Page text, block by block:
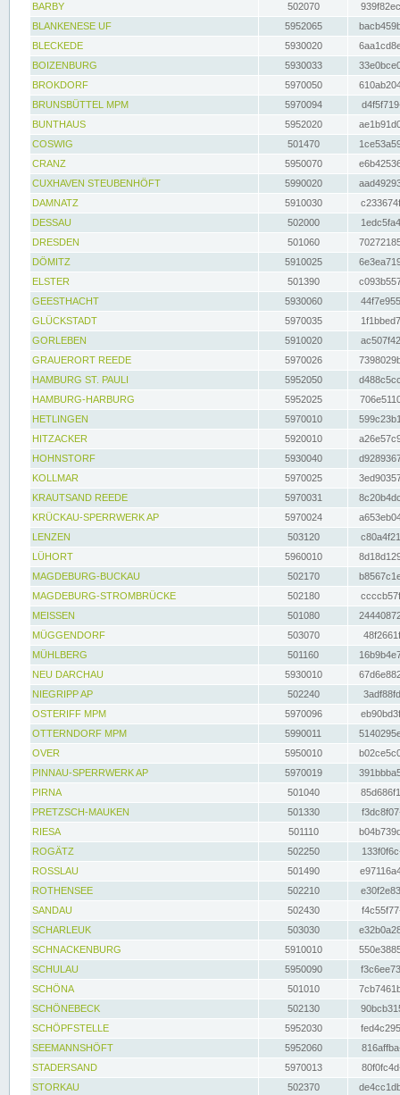
BARBY
502070
BLANKENESE UF
5952065
BLECKEDE
5930020
BOIZENBURG
5930033
BROKDORF
5970050
BRUNSBÜTTEL MPM
5970094
BUNTHAUS
5952020
COSWIG
501470
CRANZ
5950070
CUXHAVEN STEUBENHÖFT
5990020
DAMNATZ
5910030
DESSAU
502000
DRESDEN
501060
DÖMITZ
5910025
ELSTER
501390
GEESTHACHT
5930060
GLÜCKSTADT
5970035
GORLEBEN
5910020
GRAUERORT REEDE
5970026
HAMBURG ST. PAULI
5952050
HAMBURG-HARBURG
5952025
HETLINGEN
5970010
HITZACKER
5920010
HOHNSTORF
5930040
KOLLMAR
5970025
KRAUTSAND REEDE
5970031
KRÜCKAU-SPERRWERK AP
5970024
LENZEN
503120
LÜHORT
5960010
MAGDEBURG-BUCKAU
502170
MAGDEBURG-STROMBRÜCKE
502180
MEISSEN
501080
MÜGGENDORF
503070
MÜHLBERG
501160
NEU DARCHAU
5930010
NIEGRIPP AP
502240
OSTERIFF MPM
5970096
OTTERNDORF MPM
5990011
OVER
5950010
PINNAU-SPERRWERK AP
5970019
PIRNA
501040
PRETZSCH-MAUKEN
501330
RIESA
501110
ROGÄTZ
502250
ROSSLAU
501490
ROTHENSEE
502210
SANDAU
502430
SCHARLEUK
503030
SCHNACKENBURG
5910010
SCHULAU
5950090
SCHÖNA
501010
SCHÖNEBECK
502130
SCHÖPFSTELLE
5952030
SEEMANNSHÖFT
5952060
STADERSAND
5970013
STORKAU
502370